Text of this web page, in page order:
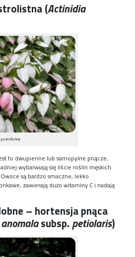
(Actinidia
pstrolistna
to dwupienne lub samopylne pnącze,
wybarwiają się liście roślin męskich
Owoce są bardzo smaczne, lekko
zawierają dużo witaminy C i nadają
– hortensja pnąca
subsp. petiolaris)